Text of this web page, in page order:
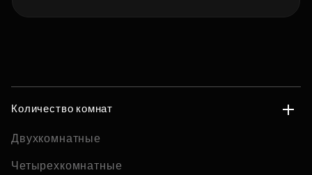
Количество комнат
Двухкомнатные
Четырехкомнатные